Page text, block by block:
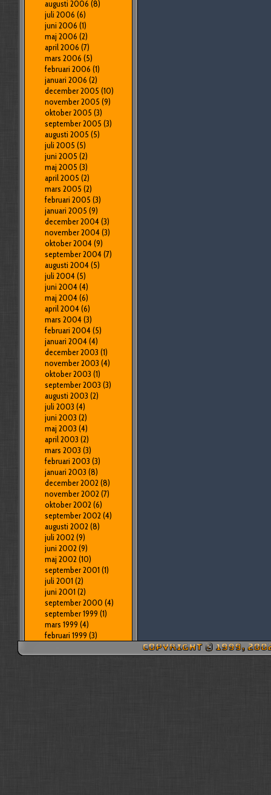
augusti 2006 (8)
juli 2006 (6)
juni 2006 (1)
maj 2006 (2)
april 2006 (7)
mars 2006 (5)
februari 2006 (1)
januari 2006 (2)
december 2005 (10)
november 2005 (9)
oktober 2005 (3)
september 2005 (3)
augusti 2005 (5)
juli 2005 (5)
juni 2005 (2)
maj 2005 (3)
april 2005 (2)
mars 2005 (2)
februari 2005 (3)
januari 2005 (9)
december 2004(3)
november 2004(3)
oktober 2004(9)
september 2004(7)
augusti 2004(5)
juli 2004(5)
juni 2004(4)
maj 2004(6)
april 2004(6)
mars 2004(3)
februari 2004(5)
januari 2004(4)
december 2003 (1)
november 2003 (4)
oktober 2003 (1)
september 2003 (3)
augusti 2003 (2)
juli 2003 (4)
juni 2003 (2)
maj 2003 (4)
april 2003 (2)
mars 2003 (3)
februari 2003 (3)
januari 2003 (8)
december 2002 (8)
november 2002 (7)
oktober 2002 (6)
september 2002 (4)
augusti 2002 (8)
juli 2002 (9)
juni 2002 (9)
maj 2002 (10)
september 2001 (1)
juli 2001 (2)
juni 2001 (2)
september 2000 (4)
september 1999 (1)
mars 1999 (4)
februari 1999 (3)